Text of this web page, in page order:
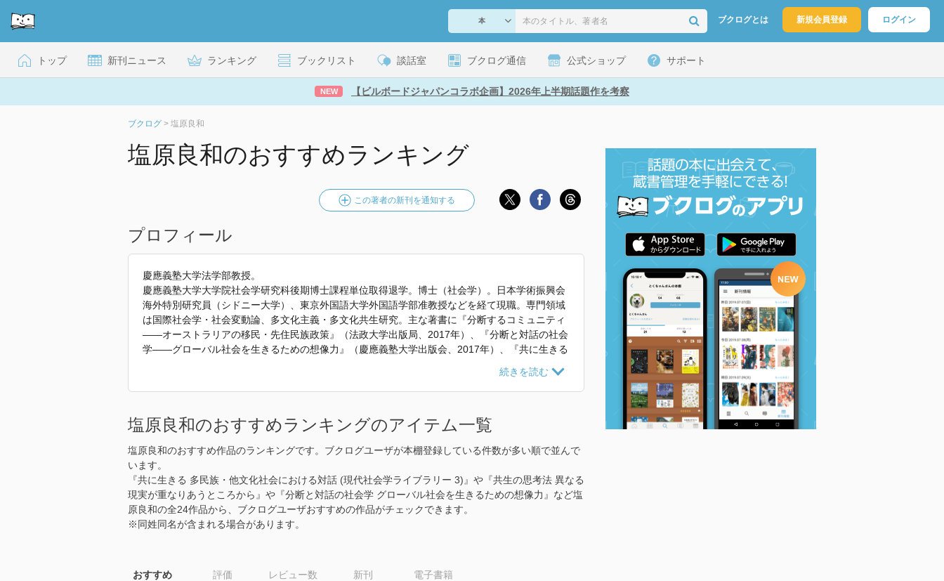
ブクログとは 新規会員登録 ログイン
トップ 新刊ニュース ランキング ブックリスト 談話室 ブクログ通信 公式ショップ サポート
NEW 【ビルボードジャパンコラボ企画】2026年上半期話題作を考察
ブクログ > 塩原良和
塩原良和のおすすめランキング
この著者の新刊を通知する
プロフィール
慶應義塾大学法学部教授。
慶應義塾大学大学院社会学研究科後期博士課程単位取得退学。博士（社会学）。日本学術振興会
海外特別研究員（シドニー大学）、東京外国語大学外国語学部准教授などを経て現職。専門領域
は国際社会学・社会変動論、多文化主義・多文化共生研究。主な著書に『分断するコミュニティ
――オーストラリアの移民・先住民族政策』（法政大学出版局、2017年）、『分断と対話の社会
学――グローバル社会を生きるための想像力』（慶應義塾大学出版会、2017年）、『共に生きる
ストラリアからの展望』（法政大学出版局、2010年）、『ネオ・リベラリズムの時代の多文化主
義――オーストラリアン・マルチカルチュラリズムの変容』（三元社、2005年）、Cultural and
ed, Routledge, 2019)、主な訳書に『オルター・ポリティクス――批判的人類学とラディカルな
想像力』（ガッサン・ハージ著、監訳、明石書店、2022年）など。
「2025年 『共生の思考法』 で使われていた紹介文から引用しています。」
塩原良和のおすすめランキングのアイテム一覧
塩原良和のおすすめ作品のランキングです。ブクログユーザが本棚登録している件数が多い順で並んで
います。
『共に生きる 多民族・他文化社会における対話 (現代社会学ライブラリー 3)』や『共生の思考法 異なる
現実が重なりあうところから』や『分断と対話の社会学 グローバル社会を生きるための想像力』など塩
原良和の全24作品から、ブクログユーザおすすめの作品がチェックできます。
※同姓同名が含まれる場合があります。
おすすめ 評価 レビュー数 新刊 電子書籍